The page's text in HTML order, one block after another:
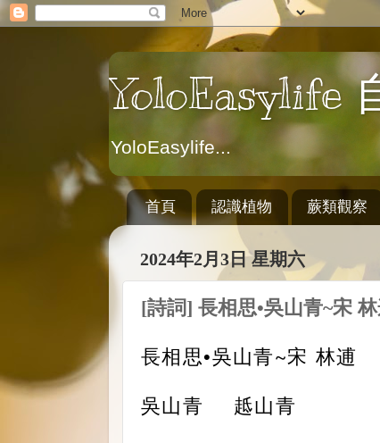
YoloEasylife
YoloEasylife...
首頁 認識植物 蕨類觀察
2024年2月3日 星期六
[詩詞] 長相思•吳山青~宋
長相思•吳山青~宋 林逋
吳山青
趆山青